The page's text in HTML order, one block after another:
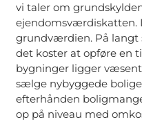
vi taler om
ejendomsværdiskatten.
grundværdien. På langt
det koster at opføre en
bygninger ligger
sælge nybyggede
efterhånden
op på niveau med